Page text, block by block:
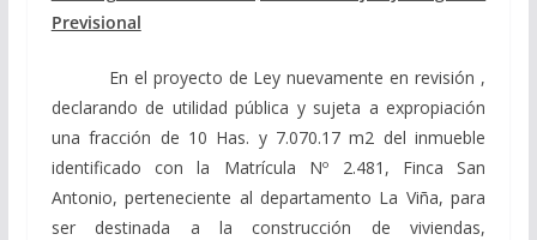
Previsional
En el proyecto de Ley nuevamente en revisión ,
declarando de utilidad pública y sujeta a expropiación
una fracción de 10 Has. y 7.070.17 m2 del inmueble
identificado con la Matrícula Nº 2.481, Finca San
Antonio, perteneciente al departamento La Viña, para
ser destinada a la construcción de viviendas,